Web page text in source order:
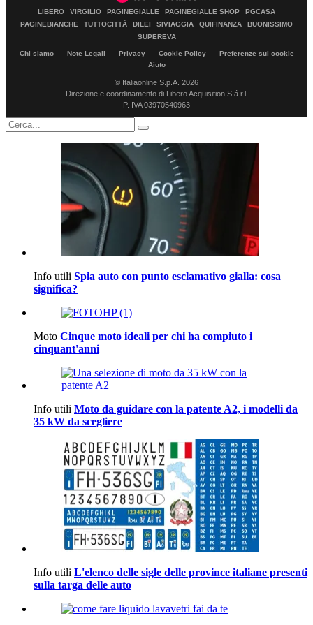
LIBERO VIRGILIO PAGINEGIALLE PAGINEGIALLE SHOP
PGCASA
PAGINEBIANCHE
TUTTOCITTÀ DILEI SIVIAGGIA QUIFINANZA
BUONISSIMO
SUPEREVA
Chi siamo Note Legali Privacy Cookie Policy
Preferenze sui cookie
Aiuto
© Italiaonline S.p.A. 2026
Direzione e coordinamento di Libero Acquisition S.á r.l.
P. IVA 03970540963
Info utili Spia auto con punto esclamativo gialla: cosa
significa?
Moto Cinque moto ideali per chi ha compiuto i
cinquant'anni
Info utili Moto da guidare con la patente A2, i modelli da
35 kW da scegliere
Info utili L'elenco delle sigle delle province italiane presenti
sulla targa delle auto